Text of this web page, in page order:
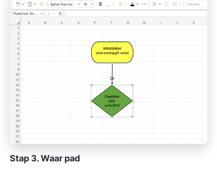
Stap 3. Waar pad